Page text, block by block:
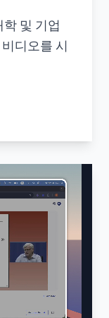
및 기업
디오를 시